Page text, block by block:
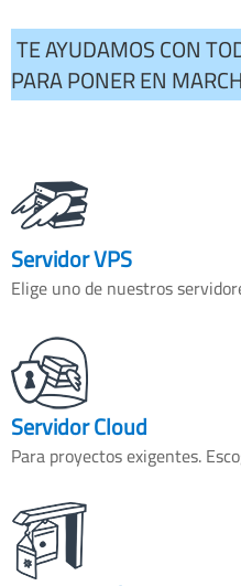
TE AYUDAMOS CON
PARA PONER EN
Servidor VPS
Elige uno de nuestros
Servidor Cloud
Para proyectos exigentes.